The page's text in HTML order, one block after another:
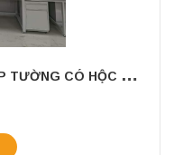
C
UNG CẤP BÀN THÍ NGHIỆM ÁP TƯỜNG CÓ HỘC TỦ TREO TRÊN